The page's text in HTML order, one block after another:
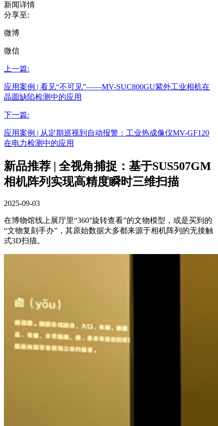
新闻详情
分享至:
微博
微信
上一篇:
应用案例 | 看见“不可见”——MV-SUC800GU紫外工业相机在
晶圆缺陷检测中的应用
下一篇:
应用案例 | 从定期巡视到自动报警：工业热成像仪MV-GF120
在电力检测中的应用
新品推荐 | 全视角捕捉：基于SUS507GM
相机阵列实现高精度瞬时三维扫描
2025-09-03
在博物馆线上展厅里“360°旋转查看”的文物模型，或是买到的
“文物复刻手办”，其原始数据大多都来源于相机阵列的无接触
式3D扫描。